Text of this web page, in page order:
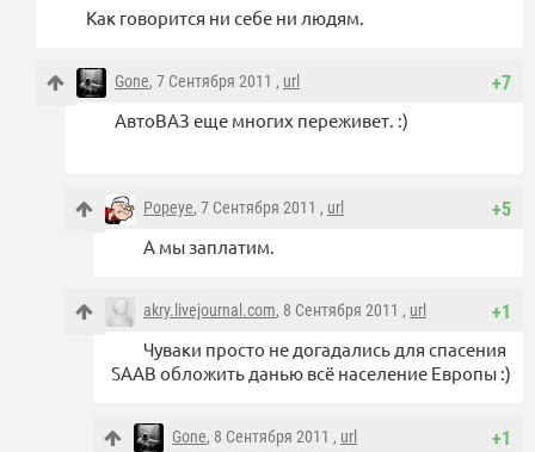
Как говорится ни себе ни людям.
+7
Gone, 7 Сентября 2011 , url
АвтоВАЗ еще многих переживет. :)
+5
Popeye, 7 Сентября 2011 , url
А мы заплатим.
+1
akry.livejournal.com, 8 Сентября 2011 , url
Чуваки просто не догадались для спасения
SAAB обложить данью всё население Европы :)
+1
Gone, 8 Сентября 2011 , url